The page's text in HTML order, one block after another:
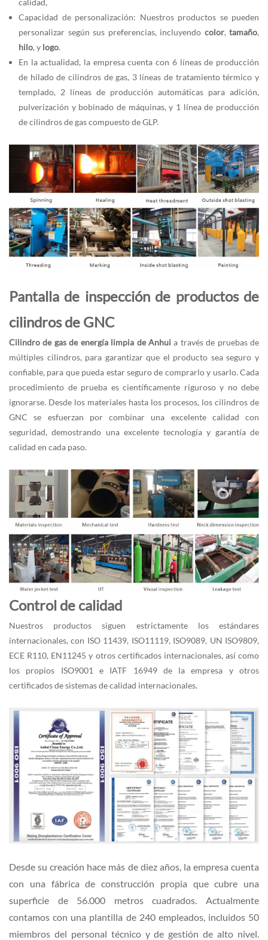
calidad,
Capacidad de personalización: Nuestros productos se pueden
personalizar según sus preferencias, incluyendo color, tamaño,
hilo, y logo.
En la actualidad, la empresa cuenta con 6 líneas de producción
de hilado de cilindros de gas, 3 líneas de tratamiento térmico y
templado, 2 líneas de producción automáticas para adición,
pulverización y bobinado de máquinas, y 1 línea de producción
de cilindros de gas compuesto de GLP.
Pantalla de inspección de productos de
cilindros de GNC
Cilindro de gas de energía limpia de Anhuia través de pruebas de
múltiples cilindros, para garantizar que el producto sea seguro y
confiable, para que pueda estar seguro de comprarlo y usarlo. Cada
procedimiento de prueba es científicamente riguroso y no debe
ignorarse. Desde los materiales hasta los procesos, los cilindros de
GNC se esfuerzan por combinar una excelente calidad con
seguridad, demostrando una excelente tecnología y garantía de
calidad en cada paso.
Control de calidad
Nuestros productos siguen estrictamente los estándares
internacionales, con ISO 11439, ISO11119, ISO9089, UN ISO9809,
ECE R110, EN11245 y otros certificados internacionales, así como
los propios ISO9001 e IATF 16949 de la empresa y otros
certificados de sistemas de calidad internacionales.
Desde su creación hace más de diez años, la empresa cuenta
con una fábrica de construcción propia que cubre una
superficie de 56.000 metros cuadrados. Actualmente
contamos con una plantilla de 240 empleados, incluidos 50
miembros del personal técnico y de gestión de alto nivel.